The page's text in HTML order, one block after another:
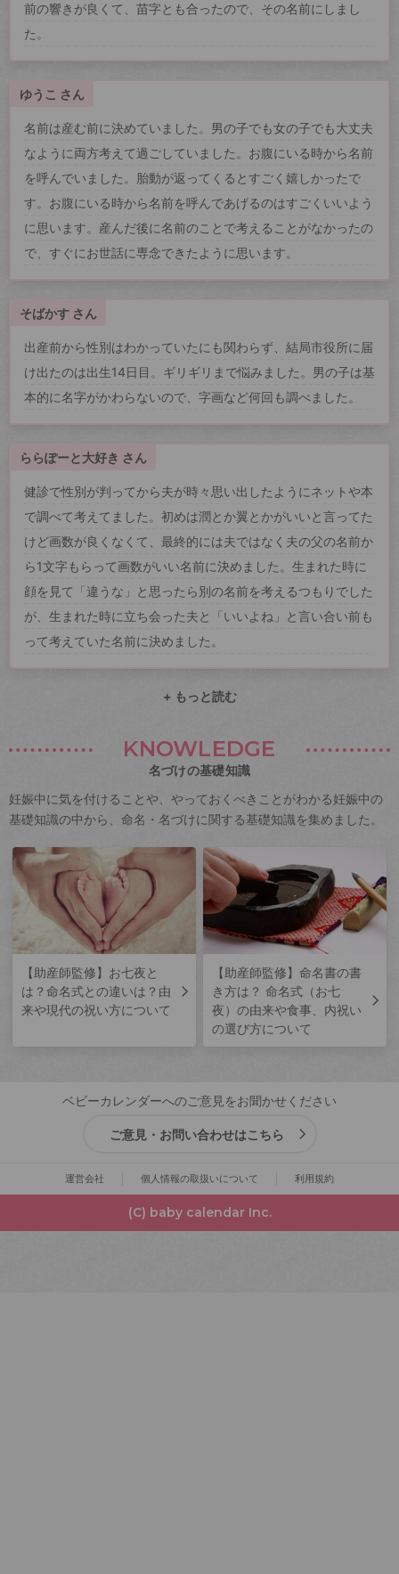
前の響きが良くて、苗字とも合ったので、その名前にしまし
た。
ゆうこ さん
名前は産む前に決めていました。男の子でも女の子でも大丈夫
なように両方考えて過ごしていました。お腹にいる時から名前
を呼んでいました。胎動が返ってくるとすごく嬉しかったで
す。お腹にいる時から名前を呼んであげるのはすごくいいよう
に思います。産んだ後に名前のことで考えることがなかったの
で、すぐにお世話に専念できたように思います。
そばかす さん
出産前から性別はわかっていたにも関わらず、結局市役所に届
け出たのは出生14日目。ギリギリまで悩みました。男の子は基
本的に名字がかわらないので、字画など何回も調べました。
ららぽーと大好き さん
健診で性別が判ってから夫が時々思い出したようにネットや本
で調べて考えてました。初めは潤とか翼とかがいいと言ってた
けど画数が良くなくて、最終的には夫ではなく夫の父の名前か
ら1文字もらって画数がいい名前に決めました。生まれた時に
顔を見て「違うな」と思ったら別の名前を考えるつもりでした
が、生まれた時に立ち会った夫と「いいよね」と言い合い前も
って考えていた名前に決めました。
+ もっと読む
KNOWLEDGE
名づけの基礎知識
妊娠中に気を付けることや、やっておくべきことがわかる妊娠中の
基礎知識の中から、命名・名づけに関する基礎知識を集めました。
【助産師監修】お七夜と
は？命名式との違いは？由
来や現代の祝い方について
【助産師監修】命名書の書
き方は？ 命名式（お七
夜）の由来や食事、内祝い
の選び方について
ベビーカレンダーへのご意見をお聞かせください
ご意見・お問い合わせはこちら
運営会社 個人情報の取扱いについて 利用規約
(C) baby calendar Inc.